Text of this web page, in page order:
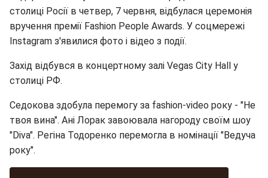
столиці Росії в четвер, 7 червня, відбулася церемонія
вручення премії Fashion People Awards. У соцмережі
Instagram з'явилися фото і відео з події.
Захід відбувся в концертному залі Vegas City Hall у
столиці РФ.
Седокова здобула перемогу за fashion-video року - "Не
твоя вина". Ані Лорак завоювала нагороду своїм шоу
"Diva". Регіна Тодоренко перемогла в номінації "Ведуча
року".